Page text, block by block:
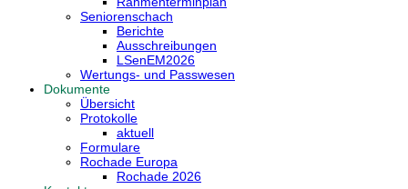
Seniorenschach
Berichte
Ausschreibungen
LSenEM2026
Wertungs- und Passwesen
Dokumente
Übersicht
Protokolle
aktuell
Formulare
Rochade Europa
Rochade 2026